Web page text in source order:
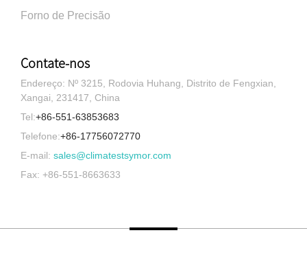
Forno de Precisão
Contate-nos
Endereço: Nº 3215, Rodovia Huhang, Distrito de Fengxian,
Xangai, 231417, China
Tel:+86-551-63853683
Telefone:+86-17756072770
E-mail: sales@climatestsymor.com
Fax: +86-551-8663633